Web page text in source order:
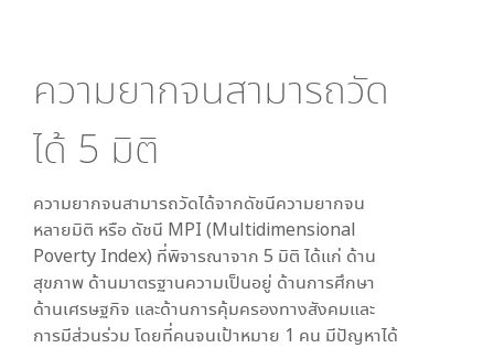
ความยากจนสามารถวัด
ได้ 5 มิติ
ความยากจนสามารถวัดได้จากดัชนีความยากจน
หลายมิติ หรือ ดัชนี MPI (Multidimensional
Poverty Index) ที่พิจารณาจาก 5 มิติ ได้แก่ ด้าน
สุขภาพ ด้านมาตรฐานความเป็นอยู่ ด้านการศึกษา
ด้านเศรษฐกิจ และด้านการคุ้มครองทางสังคมและ
การมีส่วนร่วม โดยที่คนจนเป้าหมาย 1 คน มีปัญหาได้